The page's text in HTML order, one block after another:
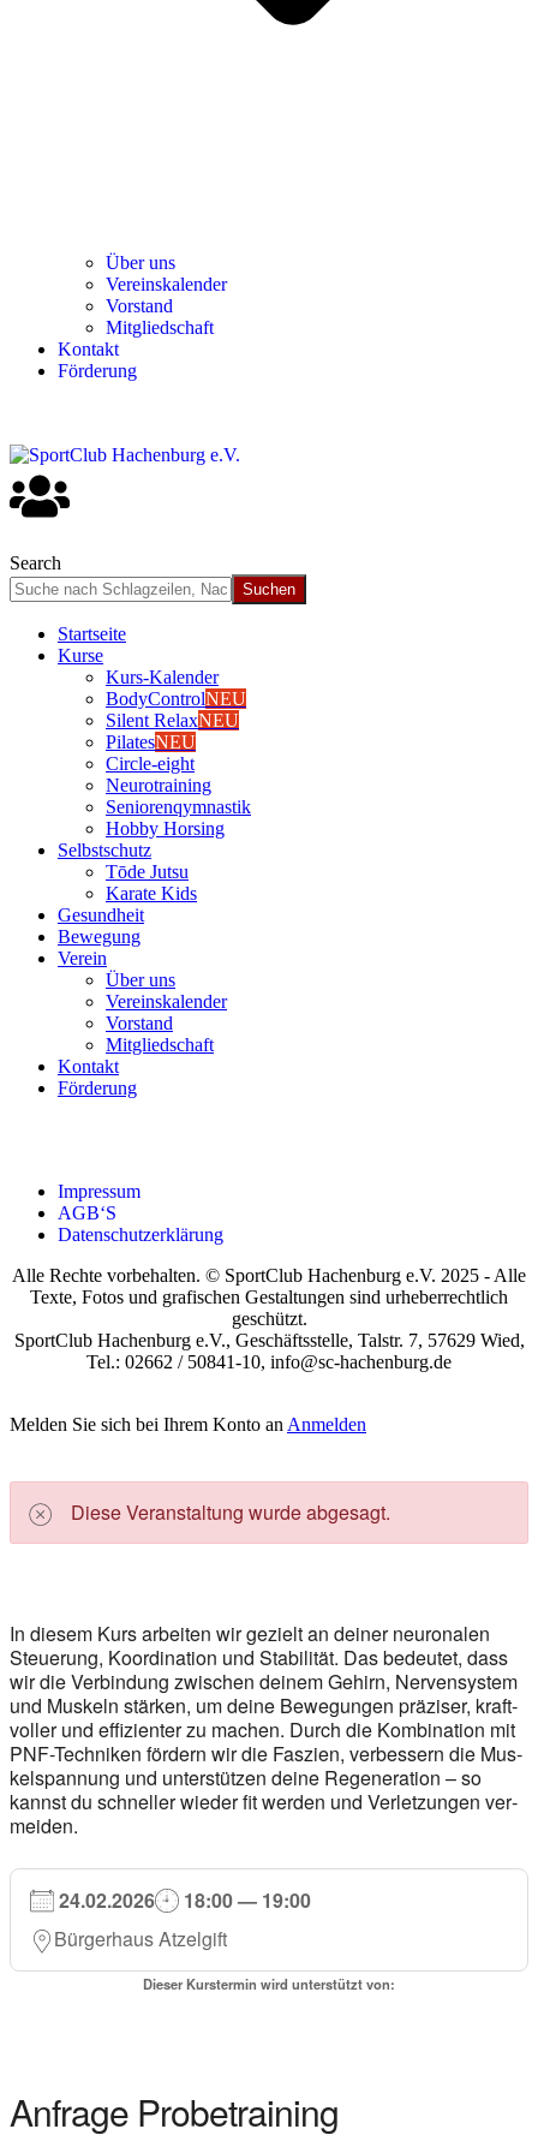
Über uns
Ver­einska­len­der
Vor­stand
Mit­glied­schaft
Kon­takt
För­de­rung
Search
Start­sei­te
Kur­se
Kurs-Kalen­­der
Body­Con­trolNEU
Silent RelaxNEU
Pila­tesNEU
Cir­cle-eight
Neu­ro­trai­ning
Senio­ren­qym­nas­tik
Hob­by Hor­sing
Selbst­schutz
Tōde Jutsu
Kara­te Kids
Gesund­heit
Bewe­gung
Ver­ein
Über uns
Ver­einska­len­der
Vor­stand
Mit­glied­schaft
Kon­takt
För­de­rung
Impres­sum
AGB‘S
Daten­schutz­er­klä­rung
Alle Rechte vorbehalten. © SportClub Hachenburg e.V. 2025 - Alle
Texte, Fotos und grafischen Gestaltungen sind urheberrechtlich
geschützt.
SportClub Hachenburg e.V., Geschäftsstelle, Talstr. 7, 57629 Wied,
Tel.: 02662 / 50841-10, info@sc-hachenburg.de
Melden Sie sich bei Ihrem Konto an Anmelden
Die­se Ver­an­stal­tung wur­de abge­sagt.
In die­sem Kurs arbei­ten wir gezielt an dei­ner neu­ro­na­len
Steue­rung, Koor­di­na­ti­on und Sta­bi­li­tät. Das bedeu­tet, dass
wir die Ver­bin­dung zwi­schen dei­nem Gehirn, Ner­ven­sys­tem
und Mus­keln stär­ken, um dei­ne Bewe­gun­gen prä­zi­ser, kraft­
vol­ler und effi­zi­en­ter zu machen. Durch die Kom­bi­na­ti­on mit
PNF-Tech­ni­ken för­dern wir die Fas­zi­en, ver­bes­sern die Mus­
kel­span­nung und unter­stüt­zen dei­ne Rege­ne­ra­ti­on – so
kannst du schnel­ler wie­der fit wer­den und Ver­let­zun­gen ver­
mei­den.
24.02.2026
18:00 — 19:00
Bür­ger­haus Atzel­gift
Die­ser Kurs­ter­min wird unter­stützt von:
Anfra­ge Pro­be­trai­ning